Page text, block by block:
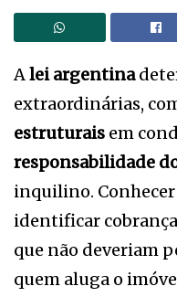
Alei argentina
extraordinárias,
estruturais em
responsabilidade
inquilino. Conhecer
identificar
que não deveriam
quem aluga o